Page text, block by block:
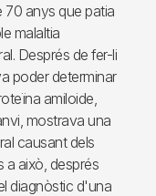
70 anys que patia
malaltia
Després de fer-li
poder determinar
amiloide,
mostrava una
causant dels
a això, després
diagnòstic d'una